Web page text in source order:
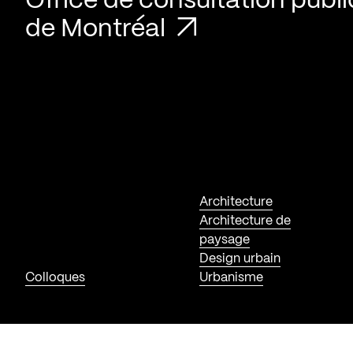
de Montréal
Colloques
Architecture
Architecture de
paysage
Design urbain
Urbanisme